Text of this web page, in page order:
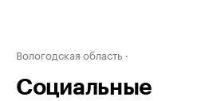
Вологодская область
Социальные